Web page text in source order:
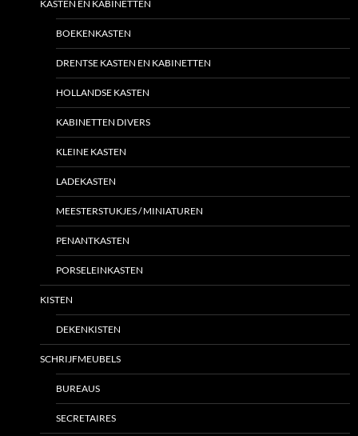
KASTEN EN KABINETTEN
BOEKENKASTEN
DRENTSE KASTEN EN KABINETTEN
HOLLANDSE KASTEN
KABINETTEN DIVERS
KLEINE KASTEN
LADEKASTEN
MEESTERSTUKJES / MINIATUREN
PENANTKASTEN
PORSELEINKASTEN
KISTEN
DEKENKISTEN
SCHRIJFMEUBELS
BUREAUS
SECRETAIRES